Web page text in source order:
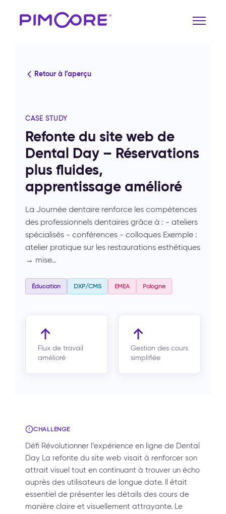
Retour à l’aperçu
CASE STUDY
Refonte du site web de
Dental Day – Réservations
plus fluides,
apprentissage amélioré
La Journée dentaire renforce les compétences
des professionnels dentaires grâce à : - ateliers
spécialisés - conférences - colloques Exemple :
atelier pratique sur les restaurations esthétiques
→ mise…
Éducation DXP/CMS EMEA Pologne
Flux de travail
amélioré
Gestion des cours
simplifiée
CHALLENGE
Défi Révolutionner l’expérience en ligne de Dental
Day La refonte du site web visait à renforcer son
attrait visuel tout en continuant à trouver un écho
auprès des utilisateurs de longue date. Il était
essentiel de présenter les détails des cours de
manière claire et visuellement attrayante. Le